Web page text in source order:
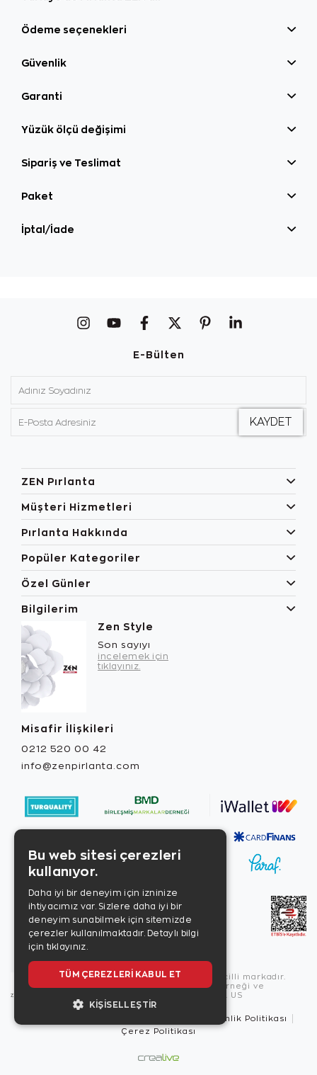
Ödeme seçenekleri
Güvenlik
Garanti
Yüzük ölçü değişimi
Sipariş ve Teslimat
Paket
İptal/İade
E-Bülten
ZEN Pırlanta
Müşteri Hizmetleri
Pırlanta Hakkında
Popüler Kategoriler
Özel Günler
Bilgilerim
Zen Style
Son sayıyı
incelemek için
tıklayınız.
Misafir İlişkileri
0212 520 00 42
info@zenpirlanta.com
Copyright © 2026, Zen Diamond tescilli markadır.
Zen Diamond Birleşmiş Markalar Derneği ve
Turquality Destek Programı üyesidir. US
Güvenlik Politikası
Çerez Politikası
Bu web sitesi çerezleri
kullanıyor.
Daha iyi bir deneyim için izninize
ihtiyacımız var. Sizlere daha iyi bir
deneyim sunabilmek için sitemizde
çerezler kullanılmaktadır. Detaylı bilgi
için tıklayınız.
TÜM ÇEREZLERI KABUL ET
KIŞISELLEŞTIR